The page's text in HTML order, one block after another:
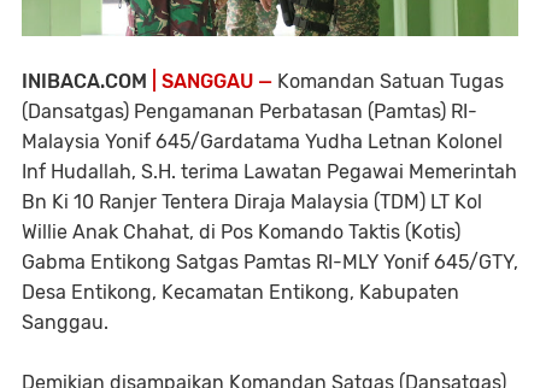
INIBACA.COM | SANGGAU — Komandan Satuan Tugas
(Dansatgas) Pengamanan Perbatasan (Pamtas) RI-
Malaysia Yonif 645/Gardatama Yudha Letnan Kolonel
Inf Hudallah, S.H. terima Lawatan Pegawai Memerintah
Bn Ki 10 Ranjer Tentera Diraja Malaysia (TDM) LT Kol
Willie Anak Chahat, di Pos Komando Taktis (Kotis)
Gabma Entikong Satgas Pamtas RI-MLY Yonif 645/GTY,
Desa Entikong, Kecamatan Entikong, Kabupaten
Sanggau.
Demikian disampaikan Komandan Satgas (Dansatgas)